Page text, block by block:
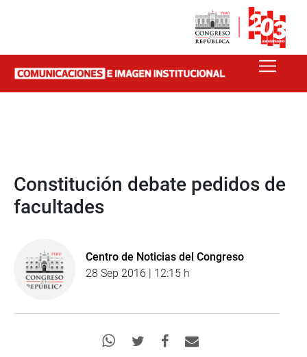
Constitución debate pedidos de
facultades
Centro de Noticias del Congreso
28 Sep 2016 | 12:15 h